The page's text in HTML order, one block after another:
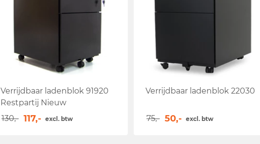
Verrijdbaar ladenblok 91920
Restpartij Nieuw
130,- 117,- excl. btw
Verrijdbaar ladenblok 22030
75,- 50,- excl. btw